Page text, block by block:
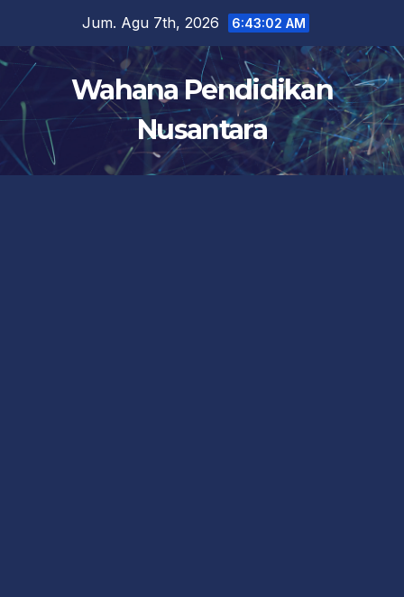
content
Jum. Agu 7th, 2026 6:43:03 AM
Wahana Pendidikan
Nusantara